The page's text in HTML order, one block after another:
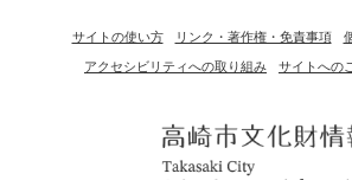
サイトの使い方 リンク・著作権・免責事項
アクセシビリティへの取り組み サイトへの